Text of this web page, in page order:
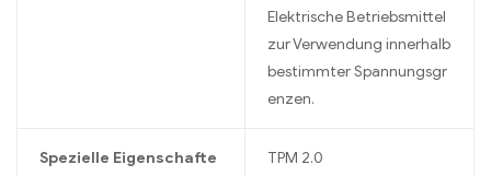
Elektrische Betriebsmittel
zur Verwendung innerhalb
bestimmter Spannungsgr
enzen.
Spezielle Eigenschafte
TPM 2.0